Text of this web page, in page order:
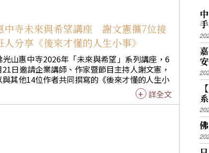
中寺未來與希望講座 謝文憲攜7位接
人分享《後來才懂的人生小事》
光山惠中寺2026年「未來與希望」系列講座，6
21日邀請企業講師、作家暨節目主持人謝文憲，
與其他14位作者共同撰寫的《後來才懂的人生小
事》為主題，結合自身人生歷程，分享真正改變人
生的，往往不是轟轟烈烈的大事，而是那些多年後
詳全文